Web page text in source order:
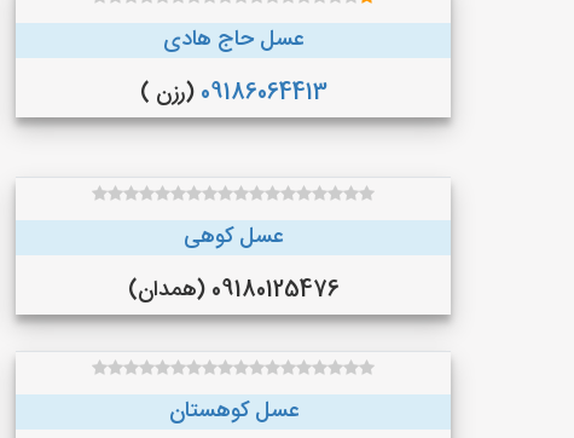
عسل حاج هادی
09186064413 (رزن )
عسل کوهی
09180125476 (همدان)
عسل کوهستان